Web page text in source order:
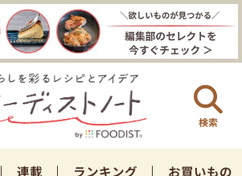
検索
連載 ランキング お買いもの